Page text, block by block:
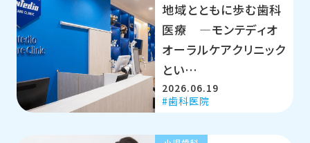
地域とともに歩む歯科
医療 ―モンテディオ
オーラルケアクリニック
とい…
2026.06.19
歯科医院